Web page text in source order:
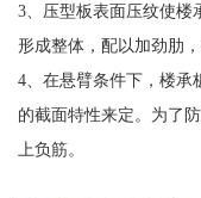
3、压型板表面压纹使楼
形成整体，配以加劲肋
4、在悬臂条件下，楼承
的截面特性来定。为了
上负筋。